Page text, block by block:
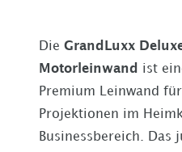
Die GrandLuxx
Motorleinwand
ist
Premium Leinwand
Projektionen im
Businessbereich. Das